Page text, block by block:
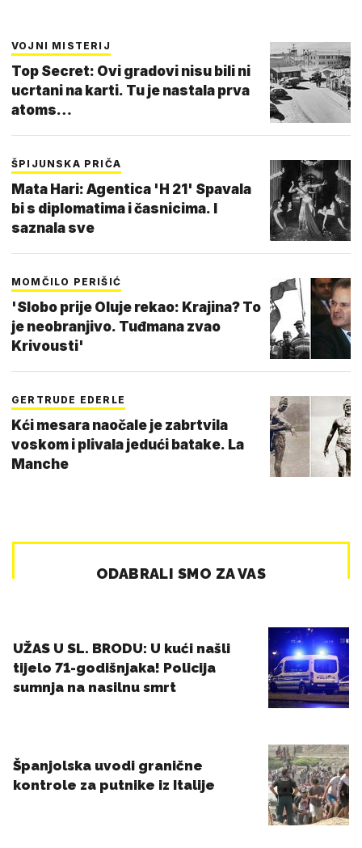
VOJNI MISTERIJ
Top Secret: Ovi gradovi nisu bili ni
ucrtani na karti. Tu je nastala prva
atoms…
ŠPIJUNSKA PRIČA
Mata Hari: Agentica 'H 21' Spavala
bi s diplomatima i časnicima. I
saznala sve
MOMČILO PERIŠIĆ
'Slobo prije Oluje rekao: Krajina? To
je neobranjivo. Tuđmana zvao
Krivousti'
GERTRUDE EDERLE
Kći mesara naočale je zabrtvila
voskom i plivala jedući batake. La
Manche